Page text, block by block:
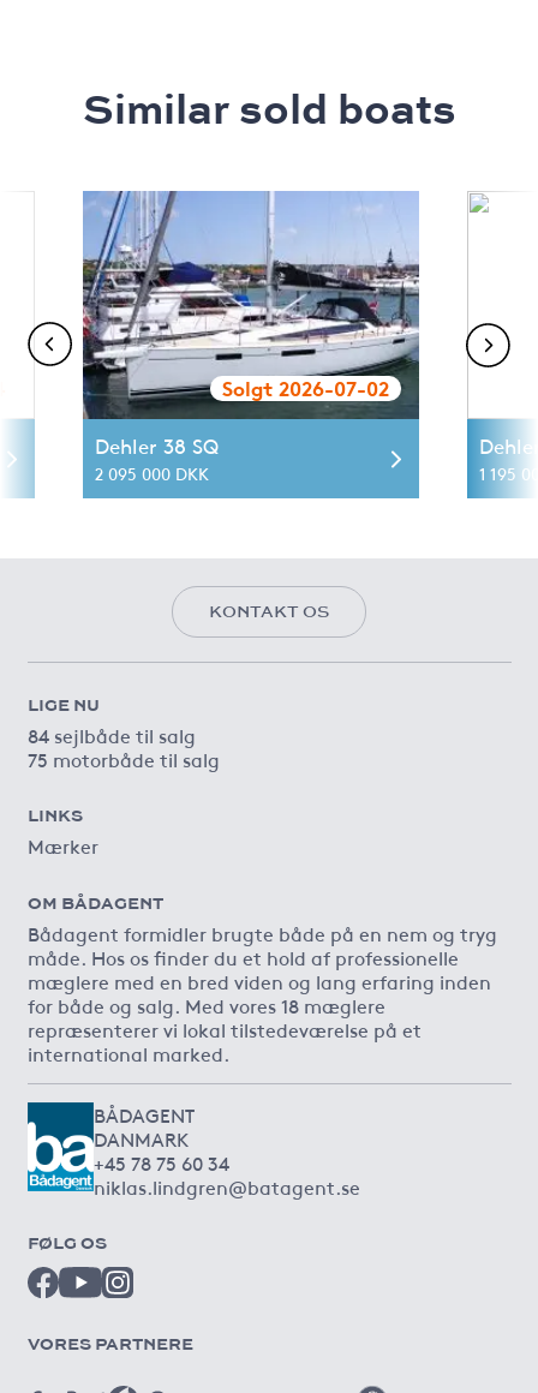
Similar sold boats
Solgt 2026-07-02
Dehler 38 SQ
2 095 000 DKK 1 195
KONTAKT OS
LIGE NU
84 sejlbåde til salg
75 motorbåde til salg
LINKS
Mærker
OM BÅDAGENT
Bådagent formidler brugte både på en nem og tryg
måde. Hos os finder du et hold af professionelle
mæglere med en bred viden og lang erfaring inden
for både og salg. Med vores 18 mæglere
repræsenterer vi lokal tilstedeværelse på et
international marked.
BÅDAGENT
DANMARK
+45 78 75 60 34
niklas.lindgren@batagent.se
FØLG OS
VORES PARTNERE